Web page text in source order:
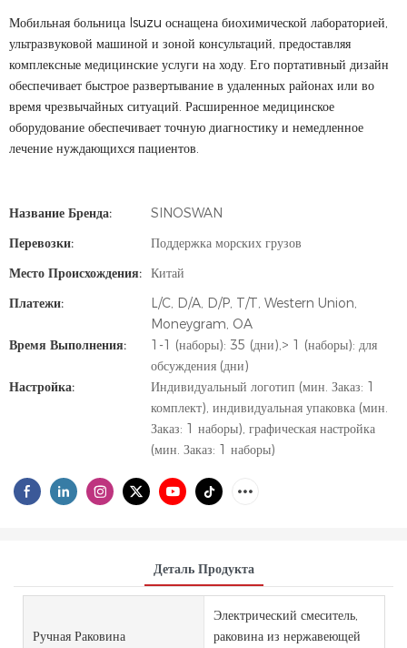
Мобильная больница Isuzu оснащена биохимической лабораторией,
ультразвуковой машиной и зоной консультаций, предоставляя
комплексные медицинские услуги на ходу. Его портативный дизайн
обеспечивает быстрое развертывание в удаленных районах или во
время чрезвычайных ситуаций. Расширенное медицинское
оборудование обеспечивает точную диагностику и немедленное
лечение нуждающихся пациентов.
Название Бренда:
SINOSWAN
Перевозки:
Поддержка морских грузов
Место Происхождения: Китай
Платежи:
L/C, D/A, D/P, T/T, Western Union,
Moneygram, OA
Время Выполнения:
1-1 (наборы): 35 (дни),> 1 (наборы): для
обсуждения (дни)
Настройка:
Индивидуальный логотип (мин. Заказ: 1
комплект), индивидуальная упаковка (мин.
Заказ: 1 наборы), графическая настройка
(мин. Заказ: 1 наборы)
Деталь Продукта
Ручная Раковина
Электрический смеситель,
раковина из нержавеющей